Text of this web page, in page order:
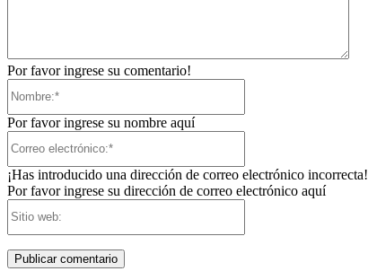
Por favor ingrese su comentario!
Por favor ingrese su nombre aquí
¡Has introducido una dirección de correo electrónico incorrecta!
Por favor ingrese su dirección de correo electrónico aquí